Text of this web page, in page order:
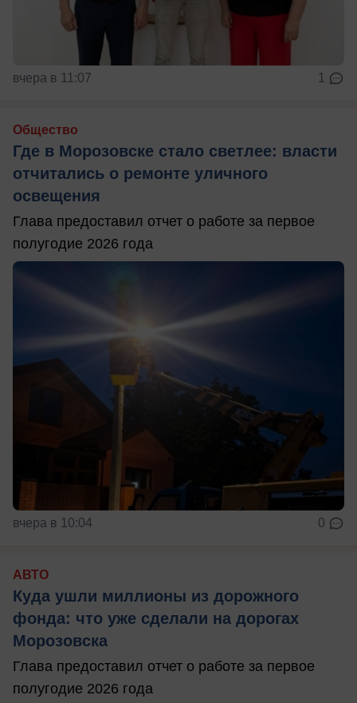
вчера в 11:07 1
Общество
Где в Морозовске стало светлее: власти
отчитались о ремонте уличного
освещения
Глава предоставил отчет о работе за первое
полугодие 2026 года
вчера в 10:04 0
АВТО
Куда ушли миллионы из дорожного
фонда: что уже сделали на дорогах
Морозовска
Глава предоставил отчет о работе за первое
полугодие 2026 года